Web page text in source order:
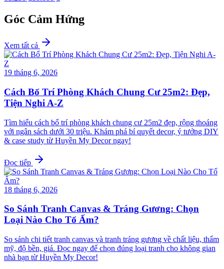
Góc Cảm Hứng
Xem tất cả
19 tháng 6, 2026
Cách Bố Trí Phòng Khách Chung Cư 25m2: Đẹp,
Tiện Nghi A-Z
Tìm hiểu cách bố trí phòng khách chung cư 25m2 đẹp, rộng thoáng
với ngân sách dưới 30 triệu. Khám phá bí quyết decor, ý tưởng DIY
& case study từ Huyền My Decor ngay!
Đọc tiếp
18 tháng 6, 2026
So Sánh Tranh Canvas & Tráng Gương: Chọn
Loại Nào Cho Tổ Ấm?
So sánh chi tiết tranh canvas và tranh tráng gương về chất liệu, thẩm
mỹ, độ bền, giá. Đọc ngay để chọn đúng loại tranh cho không gian
nhà bạn từ Huyền My Decor!